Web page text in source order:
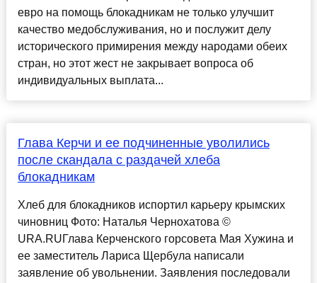
евро на помощь блокадникам не только улучшит
качество медобслуживания, но и послужит делу
исторического примирения между народами обеих
стран, но этот жест не закрывает вопроса об
индивидуальных выплата...
Глава Керчи и ее подчиненные уволились
после скандала с раздачей хлеба
блокадникам
Хлеб для блокадников испортил карьеру крымских
чиновниц Фото: Наталья Чернохатова ©
URA.RUГлава Керченского горсовета Мая Хужина и
ее заместитель Лариса Щербула написали
заявление об увольнении. Заявления последовали